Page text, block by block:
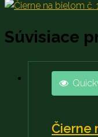
Súvisiace
Čierne